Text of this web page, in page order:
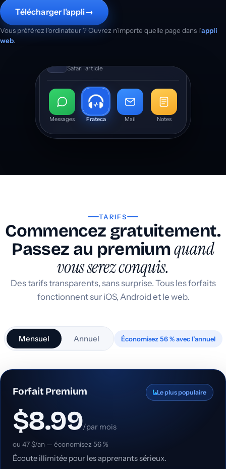
Télécharger l’appli→
Vous préférez l’ordinateur ? Ouvrez n’importe quelle page dans l’appli
web.
Safari · article
Messages Frateca Mail Notes
TARIFS
Commencez gratuitement.
Passez au premiumquand
vous serez conquis.
Des tarifs transparents, sans surprise. Tous les forfaits
fonctionnent sur iOS, Android et le web.
Mensuel Annuel Économisez 56 % avec l’annuel
Le plus populaire
Forfait Premium
$8.99/par mois
ou 47 $/an — économisez 56 %
Écoute illimitée pour les apprenants sérieux.